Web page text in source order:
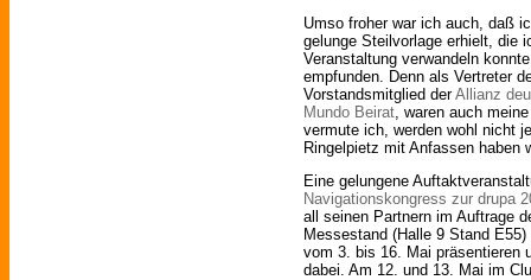
Umso froher war ich auch, daß
gelunge Steilvorlage erhielt, die
Veranstaltung verwandeln
empfunden. Denn als Vertreter
Vorstandsmitglied derAllianz
Mundo Beirat , waren auch
vermute ich, werden wohl nicht
Ringelpietz mit Anfassen haben
Eine gelungene
Navigationskongress zur drupa
all seinen Partnern im Auftrage
Messestand (Halle 9 Stand
vom 3. bis 16. Mai präsentieren
dabei. Am 12. und 13. Mai im